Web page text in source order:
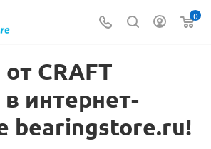
0
CRAFT
интернет-
bearingstore.ru!